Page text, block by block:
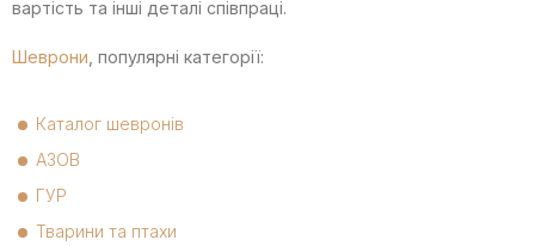
вартість та інші деталі співпраці.
Шеврони , популярні категорії:
Каталог шевронів
АЗОВ
ГУР
Тварини та птахи